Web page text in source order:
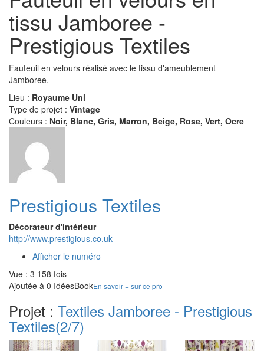
tissu Jamboree -
Prestigious Textiles
Fauteuil en velours réalisé avec le tissu d'ameublement
Jamboree.
Lieu : Royaume Uni
Type de projet : Vintage
Couleurs : Noir, Blanc, Gris, Marron, Beige, Rose, Vert, Ocre
Prestigious Textiles
Décorateur d'intérieur
http://www.prestigious.co.uk
Afficher le numéro
Vue : 3 158 fois
Ajoutée à 0 IdéesBookEn savoir + sur ce pro
Projet : Textiles Jamboree - Prestigious
Textiles(2/7)